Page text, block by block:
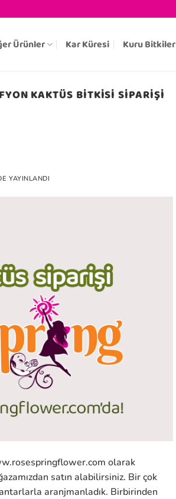
Ürünler Kar Küresi Kuru Bitkiler
KAKTÜS BITKISI SIPARIŞI
YAYINLANDI
olarak
satın alabilirsiniz. Bir çok
aranjmanladık. Birbirinden